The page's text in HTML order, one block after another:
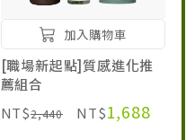
加入購物車
[職場新起點]質感進化推
薦組合
NT$2,440 NT$1,688